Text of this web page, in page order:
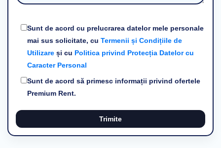
Sunt de acord cu prelucrarea datelor mele personale
mai sus solicitate, cu Termenii și Condițiile de
Utilizare și cu Politica privind Protecția Datelor cu
Caracter Personal
Sunt de acord să primesc informații privind ofertele
Premium Rent.
Trimite